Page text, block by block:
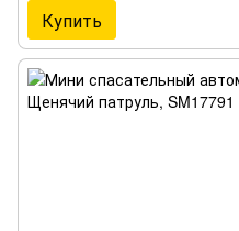
Купить